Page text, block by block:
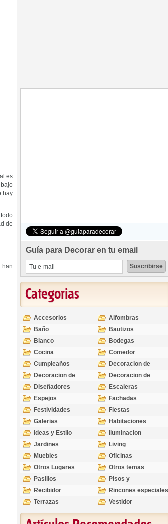
es
hay
de
han
Guía para Decorar en tu email
Categorias
Accesorios
Alfombras
Baño
Bautizos
Blanco
Bodegas
Cocina
Comedor
Cumpleaños
Decoracion de
Exteriores
Decoracion de
Interiores
Decoracion de
Ocasiones
Diseñadores
Escaleras
Espejos
Fachadas
Festividades
Fiestas
Galerias
Habitaciones
Ideas y Estilo
Iluminacion
Jardines
Living
Muebles
Oficinas
Otros Lugares
Otros temas
Pasillos
Pisos y
revestimientos
Recibidor
Rincones especiales
Terrazas
Vestidor